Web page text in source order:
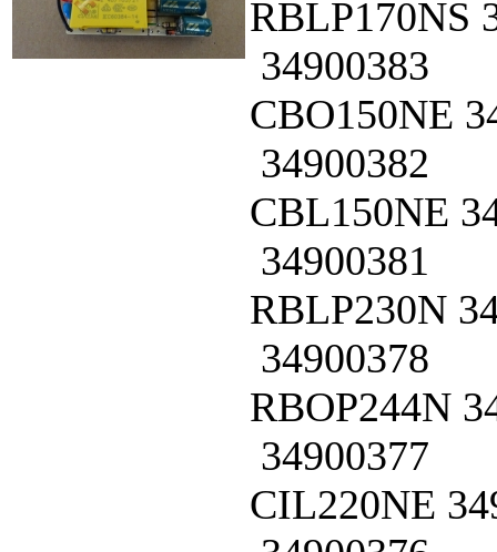
RBLP170NS
34900383
CBO150NE
34900382
CBL150NE
34900381
RBLP230N
34900378
RBOP244N
34900377
CIL220NE